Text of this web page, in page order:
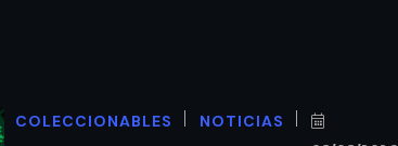
COLECCIONABLES NOTICIAS